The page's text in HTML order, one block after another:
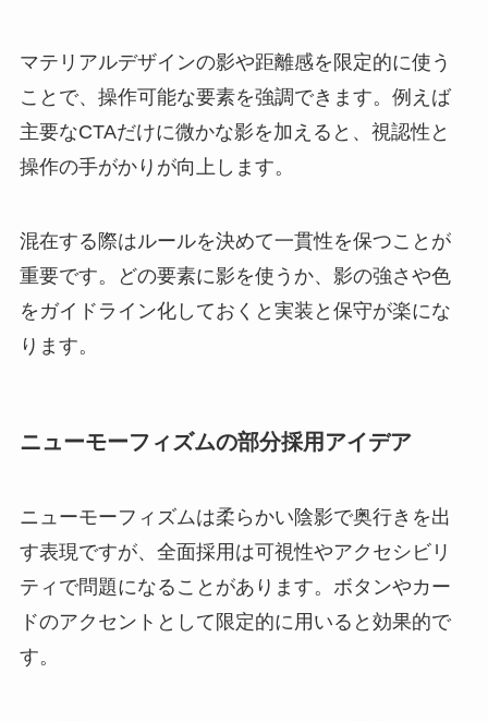
マテリアルデザインの影や距離感を限定的に使う
ことで、操作可能な要素を強調できます。例えば
主要なCTAだけに微かな影を加えると、視認性と
操作の手がかりが向上します。
混在する際はルールを決めて一貫性を保つことが
重要です。どの要素に影を使うか、影の強さや色
をガイドライン化しておくと実装と保守が楽にな
ります。
ニューモーフィズムの部分採用アイデア
ニューモーフィズムは柔らかい陰影で奥行きを出
す表現ですが、全面採用は可視性やアクセシビリ
ティで問題になることがあります。ボタンやカー
ドのアクセントとして限定的に用いると効果的で
す。